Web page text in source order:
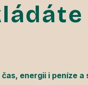
energii i peníze a